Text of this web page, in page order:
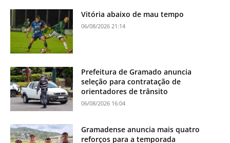
Vitória abaixo de mau tempo
06/08/2026 21:14
Prefeitura de Gramado anuncia
seleção para contratação de
orientadores de trânsito
06/08/2026 16:04
Gramadense anuncia mais quatro
reforços para a temporada